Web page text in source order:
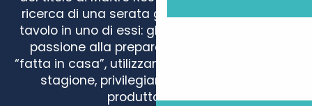
ricerca di una serata gourmet, prenotate un
tavolo in uno di essi: gli chef si dedicano con
passione alla preparazione di una cucina
“fatta in casa”, utilizzando prodotti freschi e di
stagione, privilegiando naturalmente i
produttori locali.